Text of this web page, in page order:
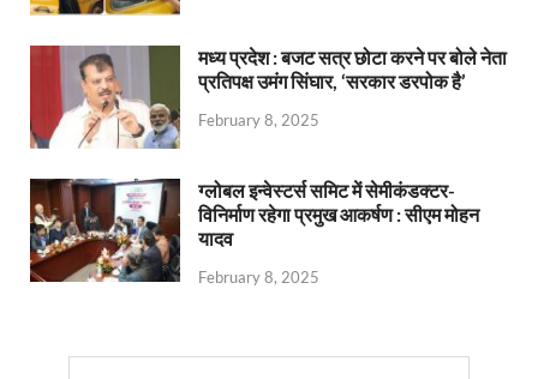
मध्य प्रदेश : बजट सत्र छोटा करने पर बोले नेता
प्रतिपक्ष उमंग सिंघार, ‘सरकार डरपोक है’
February 8, 2025
ग्लोबल इन्वेस्टर्स समिट में सेमीकंडक्टर-
विनिर्माण रहेगा प्रमुख आकर्षण : सीएम मोहन
यादव
February 8, 2025